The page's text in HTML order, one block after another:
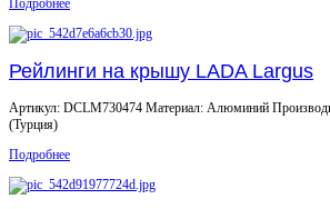
Подробнее
Рейлинги на крышу LADA Largus
Артикул: DCLM730474 Материал: Алюминий
(Турция)
Подробнее